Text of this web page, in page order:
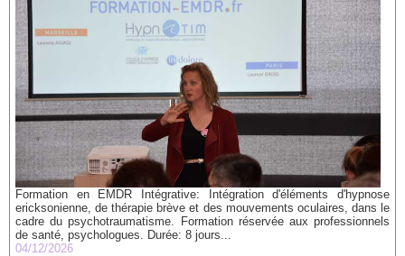
Formation en EMDR Intégrative: Intégration d'éléments d'hypnose
ericksonienne, de thérapie brève et des mouvements oculaires, dans le
cadre du psychotraumatisme. Formation réservée aux professionnels
de santé, psychologues. Durée: 8 jours...
04/12/2026